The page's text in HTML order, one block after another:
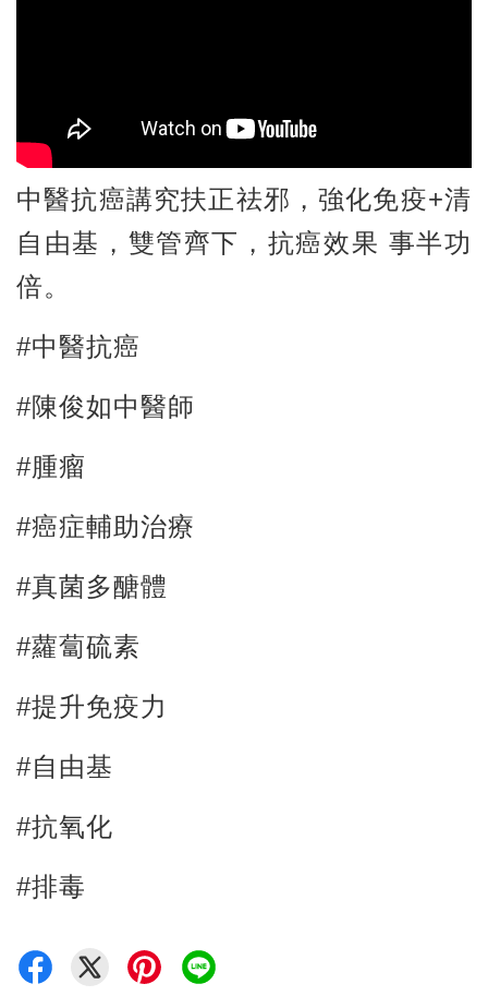
中醫抗癌講究扶正祛邪，強化免疫+清
自由基，雙管齊下，抗癌效果 事半功
倍。
#中醫抗癌
#陳俊如中醫師
#腫瘤
#癌症輔助治療
#真菌多醣體
#蘿蔔硫素
#提升免疫力
#自由基
#抗氧化
#排毒